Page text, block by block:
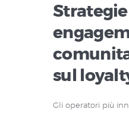
sul
Gli operatori più